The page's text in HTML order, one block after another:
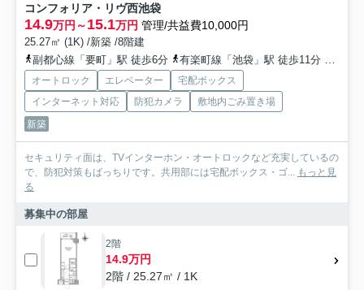
コンフォリア・リヴ西池袋
14.9万円～15.1万円 管理/共益費10,000円
25.27㎡ (1K) /新築 /8階建
副都心線「要町」駅 徒歩6分
有楽町線「池袋」駅 徒歩11分
オートロック エレベーター
宅配ボックス
インターネット対応
防犯カメラ
敷地内ごみ置き場
新築
セキュリティ面は、TVインターホン・オートロックなど充実しているの
で、防犯対策もばっちりです。共用部には宅配ボックス・ゴ...
もっと見
る
募集中の部屋
2階
14.9万円
2階 / 25.27㎡ / 1K